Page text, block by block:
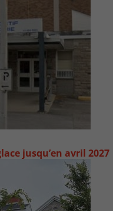
jusqu’en avril 2027